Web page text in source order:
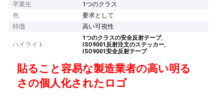
卒業生
1つのクラス
色
要求として
特徴
高い可視性
ハイライト:
1つのクラスの安全反射テープ,
ISO9001反射注文のステッカー,
ISO9001安全反射テープ
貼ること容易な製造業者の高い明る
さの個人化されたロゴ